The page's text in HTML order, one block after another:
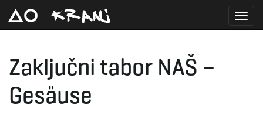
Zaključni tabor NAŠ –
Gesäuse